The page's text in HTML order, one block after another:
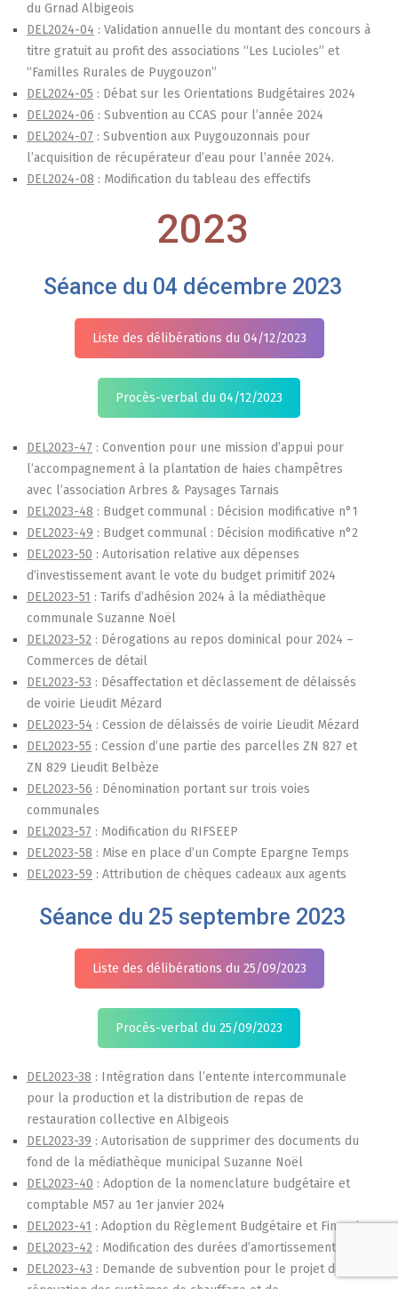
du Grnad Albigeois
DEL2024-04 : Validation annuelle du montant des concours à
titre gratuit au profit des associations “Les Lucioles” et
“Familles Rurales de Puygouzon”
DEL2024-05 : Débat sur les Orientations Budgétaires 2024
DEL2024-06 : Subvention au CCAS pour l’année 2024
DEL2024-07 : Subvention aux Puygouzonnais pour
l’acquisition de récupérateur d’eau pour l’année 2024.
DEL2024-08 : Modification du tableau des effectifs
2023
Séance du 04 décembre 2023
Liste des délibérations du 04/12/2023
Procès-verbal du 04/12/2023
DEL2023-47 : Convention pour une mission d’appui pour
l’accompagnement à la plantation de haies champêtres
avec l’association Arbres & Paysages Tarnais
DEL2023-48 : Budget communal : Décision modificative n°1
DEL2023-49 : Budget communal : Décision modificative n°2
DEL2023-50 : Autorisation relative aux dépenses
d’investissement avant le vote du budget primitif 2024
DEL2023-51 : Tarifs d’adhésion 2024 à la médiathèque
communale Suzanne Noël
DEL2023-52 : Dérogations au repos dominical pour 2024 –
Commerces de détail
DEL2023-53 : Désaffectation et déclassement de délaissés
de voirie Lieudit Mézard
DEL2023-54 : Cession de délaissés de voirie Lieudit Mézard
DEL2023-55 : Cession d’une partie des parcelles ZN 827 et
ZN 829 Lieudit Belbèze
DEL2023-56 : Dénomination portant sur trois voies
communales
DEL2023-57 : Modification du RIFSEEP
DEL2023-58 : Mise en place d’un Compte Epargne Temps
DEL2023-59 : Attribution de chèques cadeaux aux agents
Séance du 25 septembre 2023
Liste des délibérations du 25/09/2023
Procès-verbal du 25/09/2023
DEL2023-38 : Intégration dans l’entente intercommunale
pour la production et la distribution de repas de
restauration collective en Albigeois
DEL2023-39 : Autorisation de supprimer des documents du
fond de la médiathèque municipal Suzanne Noël
DEL2023-40 : Adoption de la nomenclature budgétaire et
comptable M57 au 1er janvier 2024
DEL2023-41 : Adoption du Règlement Budgétaire et Financier
DEL2023-42 : Modification des durées d’amortissements
DEL2023-43 : Demande de subvention pour le projet de